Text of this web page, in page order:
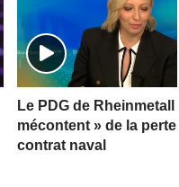
Le PDG de
mécontent » de la
contrat naval